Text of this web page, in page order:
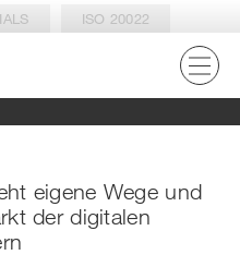
ISO 20022
eigene Wege und
der digitalen